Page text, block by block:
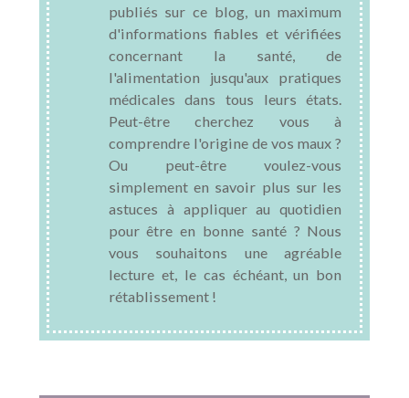
publiés sur ce blog, un maximum
d'informations fiables et vérifiées
concernant la santé, de
l'alimentation jusqu'aux pratiques
médicales dans tous leurs états.
Peut-être cherchez vous à
comprendre l'origine de vos maux ?
Ou peut-être voulez-vous
simplement en savoir plus sur les
astuces à appliquer au quotidien
pour être en bonne santé ? Nous
vous souhaitons une agréable
lecture et, le cas échéant, un bon
rétablissement !